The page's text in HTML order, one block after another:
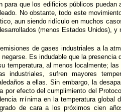
para que los edificios públicos puedan
No obstante, todo este
aun siendo ridículo en muchos
(menos Estados Unidos), y
de gases industriales a la
negarse. Es indudable que la presencia
temperatura, al menos localmente;
industriales, sufren mayores
a ellas. Sin embargo, la
por efecto del cumplimiento del
mínima en la temperatura global
de cara a los próximos cien